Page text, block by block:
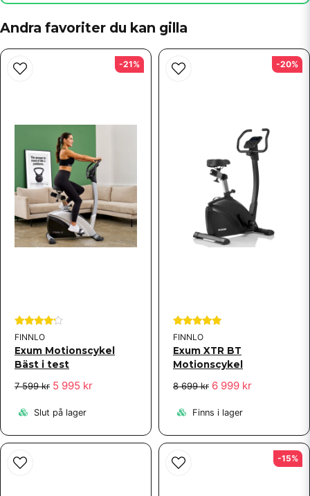
Skicka fråga
Andra favoriter du kan gilla
FINNLO
Exum Motionscykel
Bäst i test
7 599 kr 5 995 kr
Slut på lager
-21%
FINNLO
Exum XTR BT
Motionscykel
8 699 kr 6 999 kr
Finns i lager
-20%
-15%